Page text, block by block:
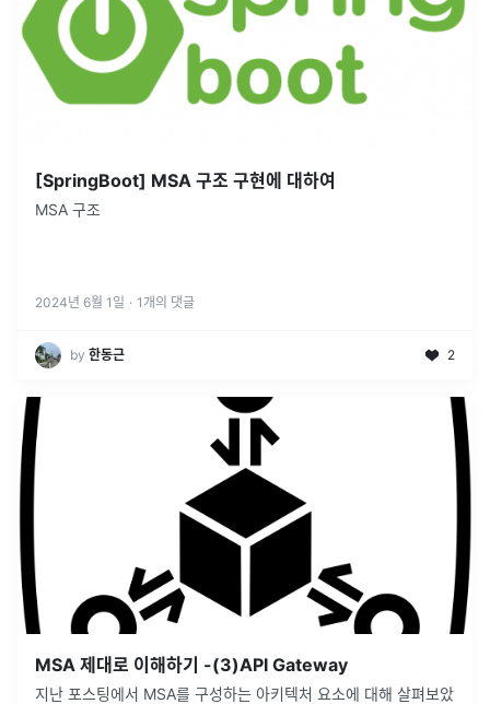
[SpringBoot] MSA 구조 구현에 대하여
MSA 구조
2024년 6월 1일 · 1 개의 댓글
by 한동근 2
MSA 제대로 이해하기 -(3)API Gateway
지난 포스팅에서 MSA를 구성하는 아키텍처 요소에 대해 살펴보았